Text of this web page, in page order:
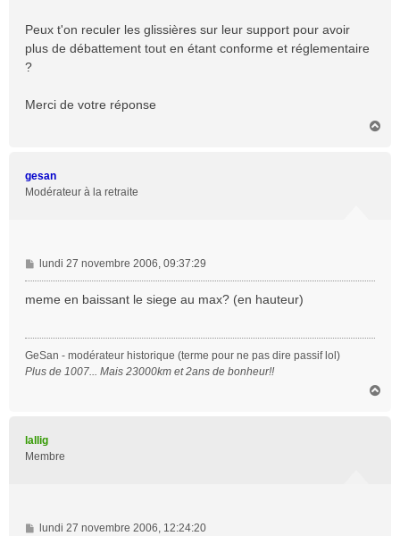
Peux t'on reculer les glissières sur leur support pour avoir
plus de débattement tout en étant conforme et réglementaire
?
Merci de votre réponse
gesan
Modérateur à la retraite
M
e
s
e
lundi 27 novembre 2006, 09:37:29
meme en baissant le siege au max? (en hauteur)
GeSan - modérateur historique (terme pour ne pas dire passif lol)
Plus de 1007... Mais 23000km et 2ans de bonheur!!
lallig
Membre
Mlundi 27 novembre 2006, 12:24:20